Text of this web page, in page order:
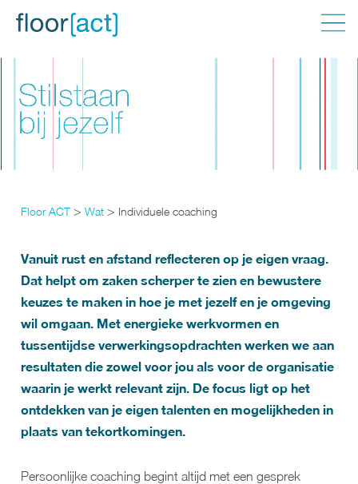
Floor ACT > Wat > Individuele coaching
Vanuit rust en afstand reflecteren op je eigen vraag.
Dat helpt om zaken scherper te zien en bewustere
keuzes te maken in hoe je met jezelf en je omgeving
wil omgaan. Met energieke werkvormen en
tussentijdse verwerkingsopdrachten werken we aan
resultaten die zowel voor jou als voor de organisatie
waarin je werkt relevant zijn. De focus ligt op het
ontdekken van je eigen talenten en mogelijkheden in
plaats van tekortkomingen.
Persoonlijke coaching begint altijd met een gesprek